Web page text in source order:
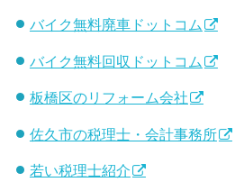
バイク無料廃車ドットコム
バイク無料回収ドットコム
板橋区のリフォーム会社
佐久市の税理士・会計事務所
若い税理士紹介